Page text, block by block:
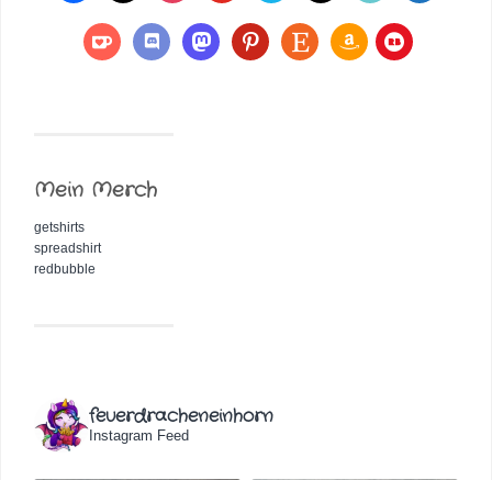
Mein Merch
getshirts
spreadshirt
redbubble
feuerdracheneinhorn
Instagram Feed